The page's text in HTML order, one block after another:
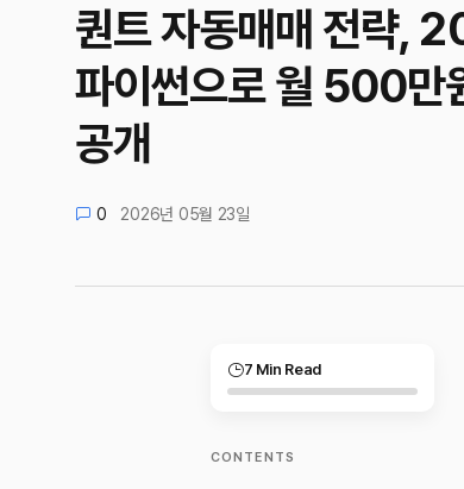
퀀트 자동매매 전략,
파이썬으로 월 500만
공개
0 2026년 05월 23일
7 Min Read
CONTENTS